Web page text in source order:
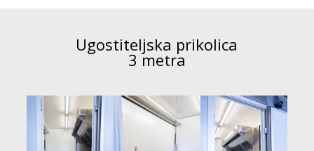
Ugostiteljska prikolica
3 metra